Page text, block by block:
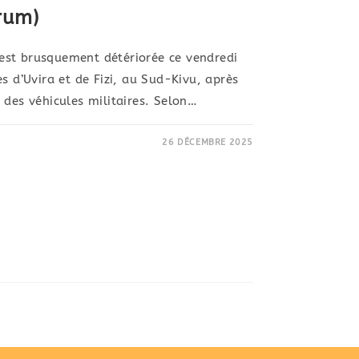
brusquement détériorée ce vendredi
d’Uvira et de Fizi, au Sud-Kivu, après
véhicules militaires. Selon…
26 DÉCEMBRE 2025